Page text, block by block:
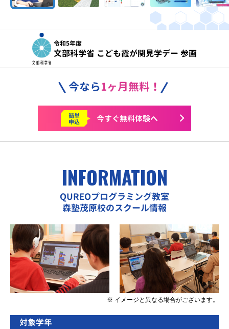
令和5年度
文部科学省 こども霞が関見学デー 参画
今なら1ヶ月無料！
簡単
申込 今すぐ無料体験へ
INFORMATION
QUREOプログラミング教室
森塾茂原校のスクール情報
※ イメージと異なる場合がございます。
対象学年